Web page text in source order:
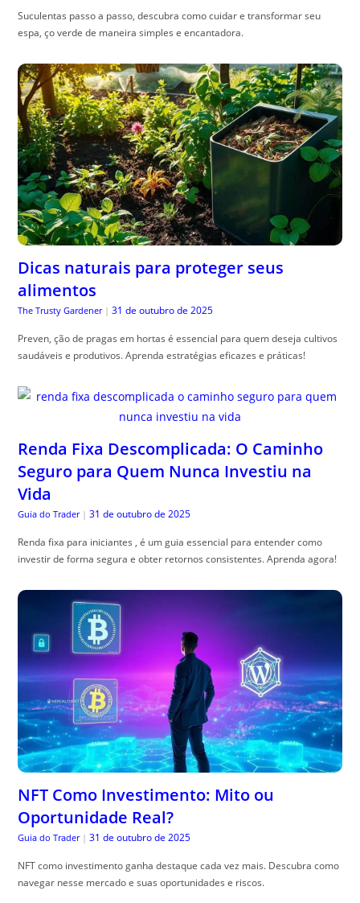
Suculentas passo a passo, descubra como cuidar e transformar seu
espa, ço verde de maneira simples e encantadora.
Dicas naturais para proteger seus
alimentos
The Trusty Gardener | 31 de outubro de 2025
Preven, ção de pragas em hortas é essencial para quem deseja cultivos
saudáveis e produtivos. Aprenda estratégias eficazes e práticas!
Renda Fixa Descomplicada: O Caminho
Seguro para Quem Nunca Investiu na
Vida
Guia do Trader | 31 de outubro de 2025
Renda fixa para iniciantes , é um guia essencial para entender como
investir de forma segura e obter retornos consistentes. Aprenda agora!
NFT Como Investimento: Mito ou
Oportunidade Real?
Guia do Trader | 31 de outubro de 2025
NFT como investimento ganha destaque cada vez mais. Descubra como
navegar nesse mercado e suas oportunidades e riscos.